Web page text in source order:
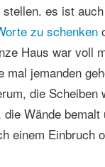
es ist
zu schenken
Haus war voll
mal jemanden
die Scheiben
Wände bemalt
einem Einbruch
a
r
h
i
e
r